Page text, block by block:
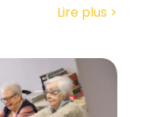
Lire plus >